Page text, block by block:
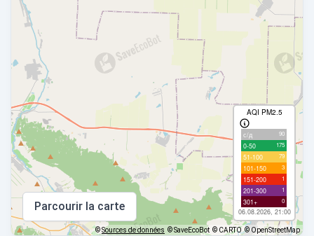
AQI PM2.5
с/д 90
0-50 175
51-100 79
101-150 3
151-200 1
201-300 1
301+ 0
06.08.2026, 21:00
Parcourir la carte
©Sources de données © SaveEcoBot © CARTO © OpenStreetMap